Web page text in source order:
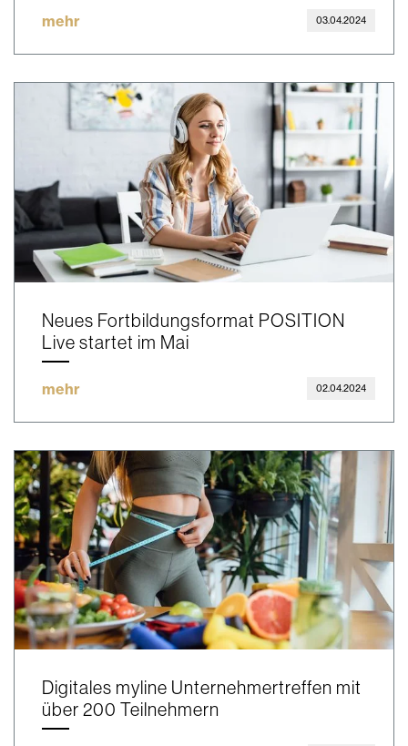
mehr 03.04.2024
Neues Fortbildungsformat POSITION
Live startet im Mai
mehr 02.04.2024
Digitales myline Unternehmertreffen mit
über 200 Teilnehmern